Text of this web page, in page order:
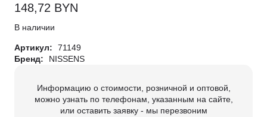
148,72 BYN
В наличии
Артикул:
71149
Бренд:
NISSENS
Информацию о стоимости, розничной и оптовой,
можно узнать по телефонам, указанным на сайте,
или оставить заявку - мы перезвоним